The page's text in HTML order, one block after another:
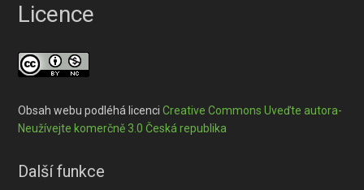
Licence
Obsah webu podléhá licenciCreative Commons Uveďte autora-
Neužívejte komerčně 3.0 Česká republika
Další funkce